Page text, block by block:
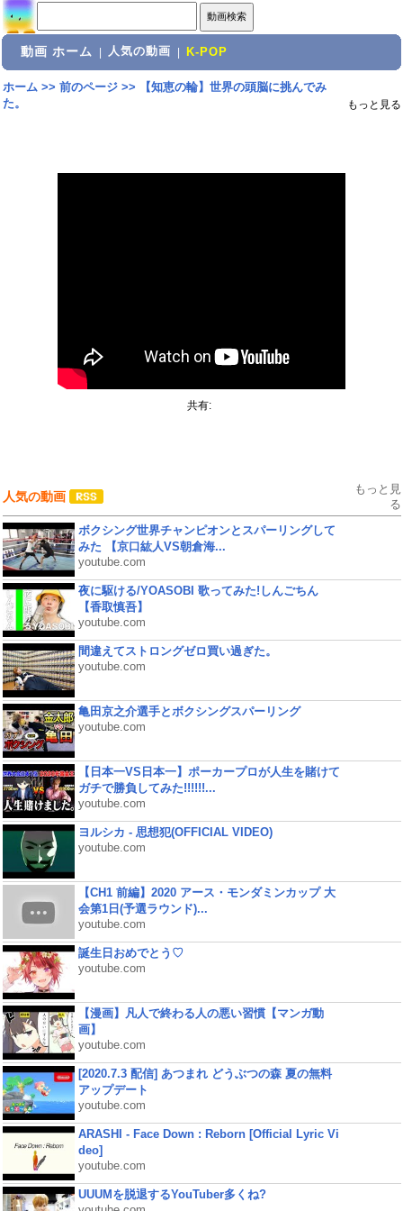
動画 ホーム 人気の動画 K-POP
ホーム>> 前のページ>>
【知恵の輪】世界の頭脳に挑んでみ
た。
もっと見る
共有:
人気の動画
もっと見
る
ボクシング世界チャンピオンとスパーリングして
みた 【京口紘人VS朝倉海...
youtube.com
夜に駆ける/YOASOBI 歌ってみた!しんごちん
【香取慎吾】
youtube.com
間違えてストロングゼロ買い過ぎた。
youtube.com
亀田京之介選手とボクシングスパーリング
youtube.com
【日本一VS日本一】ポーカープロが人生を賭けて
ガチで勝負してみた!!!!!!...
youtube.com
ヨルシカ - 思想犯(OFFICIAL VIDEO)
youtube.com
【CH1 前編】2020 アース・モンダミンカップ 大
会第1日(予選ラウンド)...
youtube.com
誕生日おめでとう♡
youtube.com
【漫画】凡人で終わる人の悪い習慣【マンガ動
画】
youtube.com
[2020.7.3 配信] あつまれ どうぶつの森 夏の無料
アップデート
youtube.com
ARASHI - Face Down : Reborn [Official Lyric Vi
deo]
youtube.com
UUUMを脱退するYouTuber多くね?